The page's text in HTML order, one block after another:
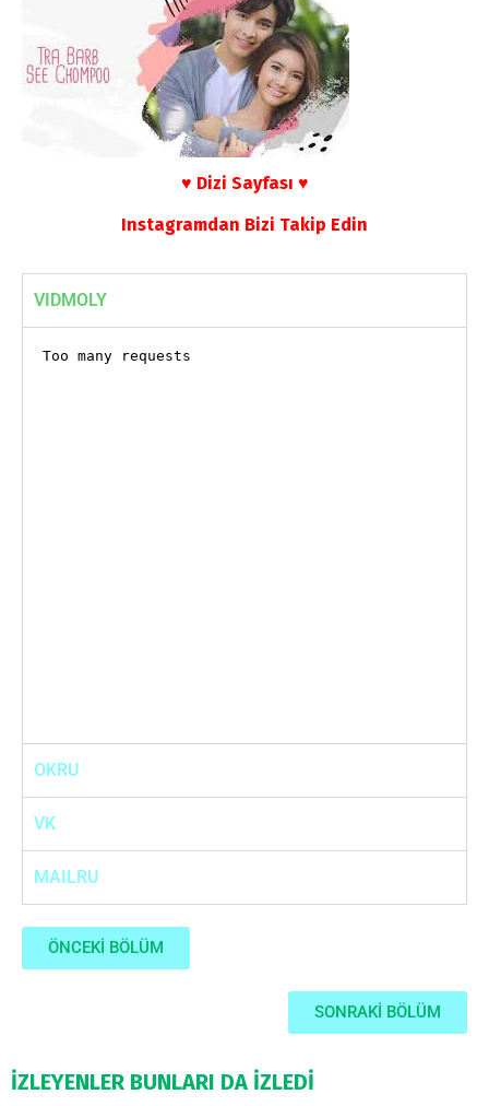
♥ Dizi Sayfası ♥
Instagramdan Bizi Takip Edin
VIDMOLY
OKRU
VK
MAILRU
ÖNCEKİ BÖLÜM
SONRAKİ BÖLÜM
İZLEYENLER BUNLARI DA İZLEDİ